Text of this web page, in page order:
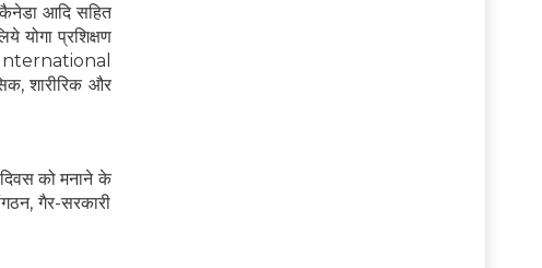
आदि सहित
योगा प्रशिक्षण
(International
शारीरिक और
को मनाने के
गैर-सरकारी